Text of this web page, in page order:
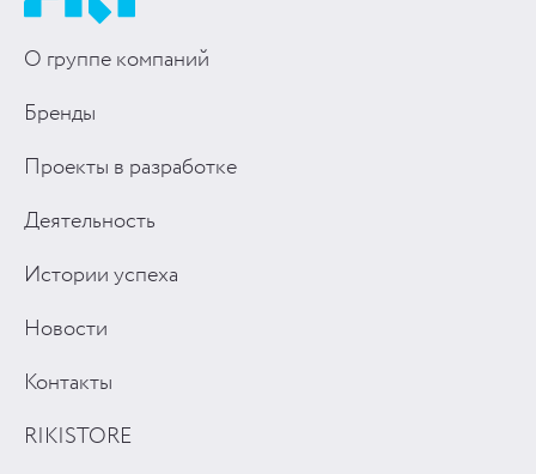
О группе компаний
Бренды
Проекты в разработке
Деятельность
Истории успеха
Новости
Контакты
RIKISTORE